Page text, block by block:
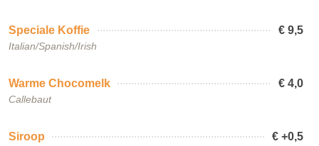
Speciale Koffie € 9,5
Italian/Spanish/Irish
Warme Chocomelk € 4,0
Callebaut
Siroop € +0,5